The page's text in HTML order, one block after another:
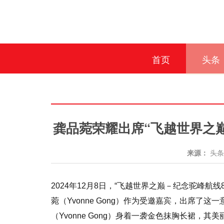
首页 头条
龚品菀荣耀出席“飞越世界之
来源： 头
2024年12月8日，“飞越世界之巅－纪念驼峰航
菀（Yvonne Gong）作为受邀嘉宾，出席了这
（Yvonne Gong）身着一袭金色抹胸长裙，其